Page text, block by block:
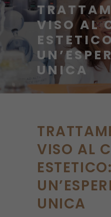
VISO AL
UNICA
VISO AL
ESTETICO:
UNICA